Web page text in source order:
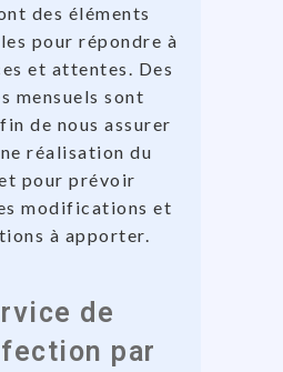
des éléments
pour répondre à
et attentes. Des
mensuels sont
de nous assurer
réalisation du
pour prévoir
modifications et
à apporter.
de
par